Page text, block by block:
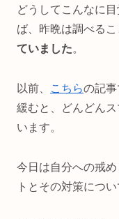
どうしてこんなに
ば、昨晩は調べるこ
ていました。
以前、 こちらの記
緩むと、どんどん
います。
今日は自分への戒
トとその対策につ